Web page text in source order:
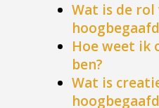
Wat is de
Hoe weet ik
ben?
Wat is